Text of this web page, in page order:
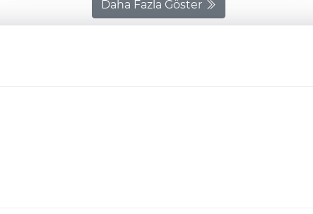
edilen 12 şüpheliden birinin Muğla’da bulunduğu
Daha Fazla Göster